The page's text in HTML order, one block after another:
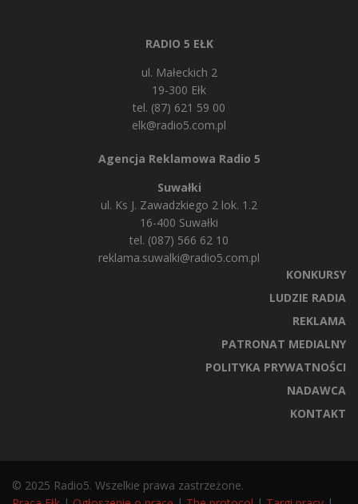
RADIO 5 EŁK
ul. Małeckich 2
19-300 Ełk
tel. (87) 621 59 00
elk@radio5.com.pl
Agencja Reklamowa Radio 5
Suwałki
ul. Ks J. Zawadzkiego 2 lok. 1.2
16-400 Suwałki
tel. (087) 566 62 10
reklama.suwalki@radio5.com.pl
KONKURSY
LUDZIE RADIA
REKLAMA
PATRONAT MEDIALNY
POLITYKA PRYWATNOŚCI
NADAWCA
KONTAKT
© 2025 Radio5. Wszelkie prawa zastrzeżone.